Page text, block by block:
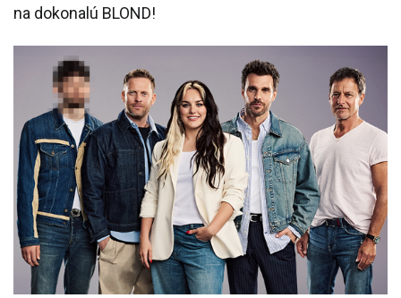
na dokonalú BLOND!